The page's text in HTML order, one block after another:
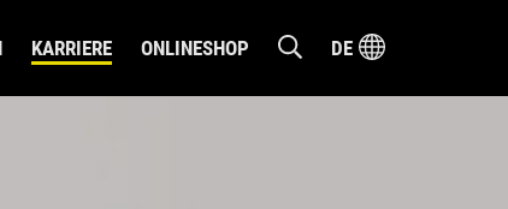
KARRIERE ONLINESHOP DE